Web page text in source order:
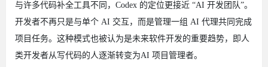
与许多代码补全工具不同，Codex 的定位更接近 “AI 开发团队”。
开发者不再只是与单个 AI 交互，而是管理一组 AI 代理共同完成
项目任务。这种模式也被认为是未来软件开发的重要趋势，即人
类开发者从写代码的人逐渐转变为AI 项目管理者。